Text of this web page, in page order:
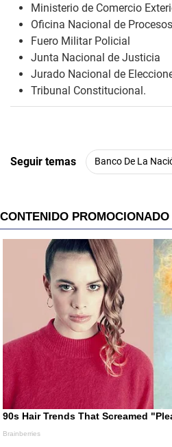
Ministerio de Comercio
Oficina Nacional de
Fuero Militar Policial
Junta Nacional de Justicia
Jurado Nacional de
Tribunal Constitucional.
Seguir temas Banco De La